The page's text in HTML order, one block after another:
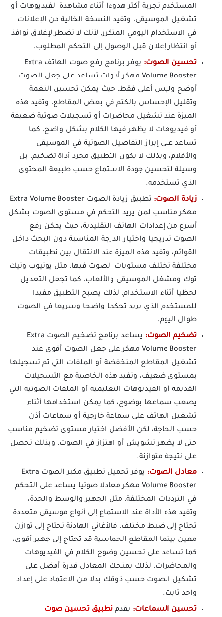
المستخدم تجربة أكثر هدوءا أثناء مشاهدة الفيديوهات أو
تشغيل الموسيقى، وتفيد النسخة الخالية من الإعلانات
في الاستخدام اليومي المتكرر، لأنك لا تضطر لإغلاق نوافذ
أو انتظار إعلان قبل الوصول إلى التحكم المطلوب.
تحسين الصوت:
يوفر برنامج رفع صوت الهاتف Extra
Volume Booster مهكر أدوات تساعد على جعل الصوت
أوضح وليس أعلى فقط، حيث يمكن تحسين النغمة
وتقليل الإحساس بالكتم في بعض المقاطع، وتفيد هذه
الميزة عند تشغيل محاضرات أو تسجيلات صوتية ضعيفة
أو فيديوهات لا يظهر فيها الكلام بشكل واضح، كما
تساعد على إبراز التفاصيل الصوتية في الموسيقى
والأفلام، وبذلك لا يكون التطبيق مجرد أداة تضخيم، بل
وسيلة لتحسين جودة الاستماع حسب طبيعة المحتوى
الذي تستخدمه.
زيادة الصوت:
تطبيق زيادة الصوت Extra Volume Booster
مهكر مناسب لمن يريد التحكم في مستوى الصوت بشكل
أسرع من إعدادات الهاتف التقليدية، حيث يمكن رفع
الصوت تدريجيا واختيار الدرجة المناسبة دون البحث داخل
القوائم، وتفيد هذه الميزة عند الانتقال بين تطبيقات
مختلفة تختلف مستويات الصوت فيها، مثل يوتيوب وتيك
توك ومشغل الموسيقى والألعاب، كما تجعل التعديل
لحظيا أثناء الاستخدام، لذلك يصبح التطبيق مفيدا
للمستخدم الذي يريد تحكما واضحا وسريعا في الصوت
طوال اليوم.
تضخيم الصوت:
يساعد برنامج تضخيم الصوت Extra
Volume Booster مهكر على جعل الصوت أقوى عند
تشغيل المقاطع المنخفضة أو الملفات التي تم تسجيلها
بمستوى ضعيف، وتفيد هذه الخاصية مع التسجيلات
القديمة أو الفيديوهات التعليمية أو الملفات الصوتية التي
يصعب سماعها بوضوح، كما يمكن استخدامها أثناء
تشغيل الهاتف على سماعة خارجية أو سماعات أذن
حسب الحاجة، لكن الأفضل اختيار مستوى تضخيم مناسب
حتى لا يظهر تشويش أو اهتزاز في الصوت، وبذلك تحصل
على نتيجة متوازنة.
معادل الصوت:
يوفر تحميل تطبيق مكبر الصوت Extra
Volume Booster مهكر معادلا صوتيا يساعد على التحكم
في الترددات المختلفة، مثل الجهير والوسط والحدة،
وتفيد هذه الأداة عند الاستماع إلى أنواع موسيقى متعددة
تحتاج إلى ضبط مختلف، فالأغاني الهادئة تحتاج إلى توازن
معين بينما المقاطع الحماسية قد تحتاج إلى جهير أقوى،
كما تساعد على تحسين وضوح الكلام في الفيديوهات
والمحاضرات، لذلك يمنحك المعادل قدرة أفضل على
تشكيل الصوت حسب ذوقك بدلا من الاعتماد على إعداد
واحد ثابت.
تحسين السماعات: يقدم تطبيق تحسين صوت